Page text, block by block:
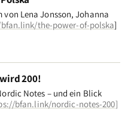
von Lena Jonsson, Johanna
the-power-of-polska]
200!
Notes – und ein Blick
bfan.link/nordic-notes-200]